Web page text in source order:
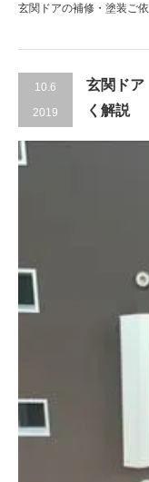
玄関ドアの補修・塗装ご
10.6
2019
玄関ド
く解説